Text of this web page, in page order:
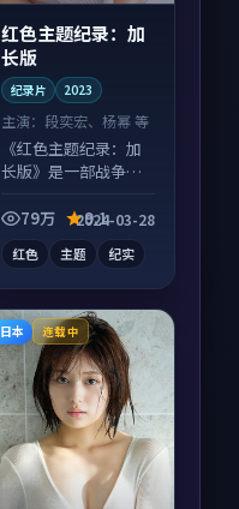
红色主题纪录：加
长版
纪录片 2023
主演：段奕宏、杨幂 等
《红色主题纪录：加
长版》是一部战争向
成长为内核，情感戏
79万 9.1
2024-03-28
红色 主题 纪实
日本 连载中